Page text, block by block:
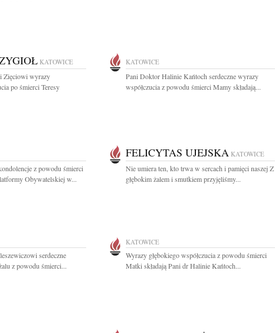
KATOWICE
Zięciowi wyrazy
po śmierci Teresy
KATOWICE
Pani Doktor Halinie Kańtoch serdeczne wyrazy
współczucia z powodu śmierci Mamy składają...
z powodu śmierci
Obywatelskiej w...
FELICYTAS UJEJSKA KATOWICE
Nie umiera ten, kto trwa w sercach i pamięci naszej Z
głębokim żalem i smutkiem przyjęliśmy...
serdeczne
z powodu śmierci...
KATOWICE
Wyrazy głębokiego współczucia z powodu śmierci
Matki składają Pani dr Halinie Kańtoch...